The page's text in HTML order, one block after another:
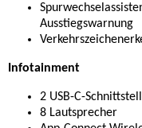
Ausstiegswarnung
Infotainment
2 USB-C-
8 Lautsprecher